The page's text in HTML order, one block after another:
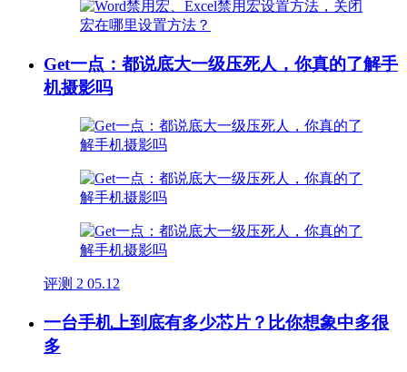
Get一点：都说底大一级压死人，你真的了解手
机摄影吗
评测 2 05.12
一台手机上到底有多少芯片？比你想象中多很
多